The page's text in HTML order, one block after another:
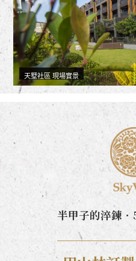
天墅社區 現場實景
半甲子的淬鍊